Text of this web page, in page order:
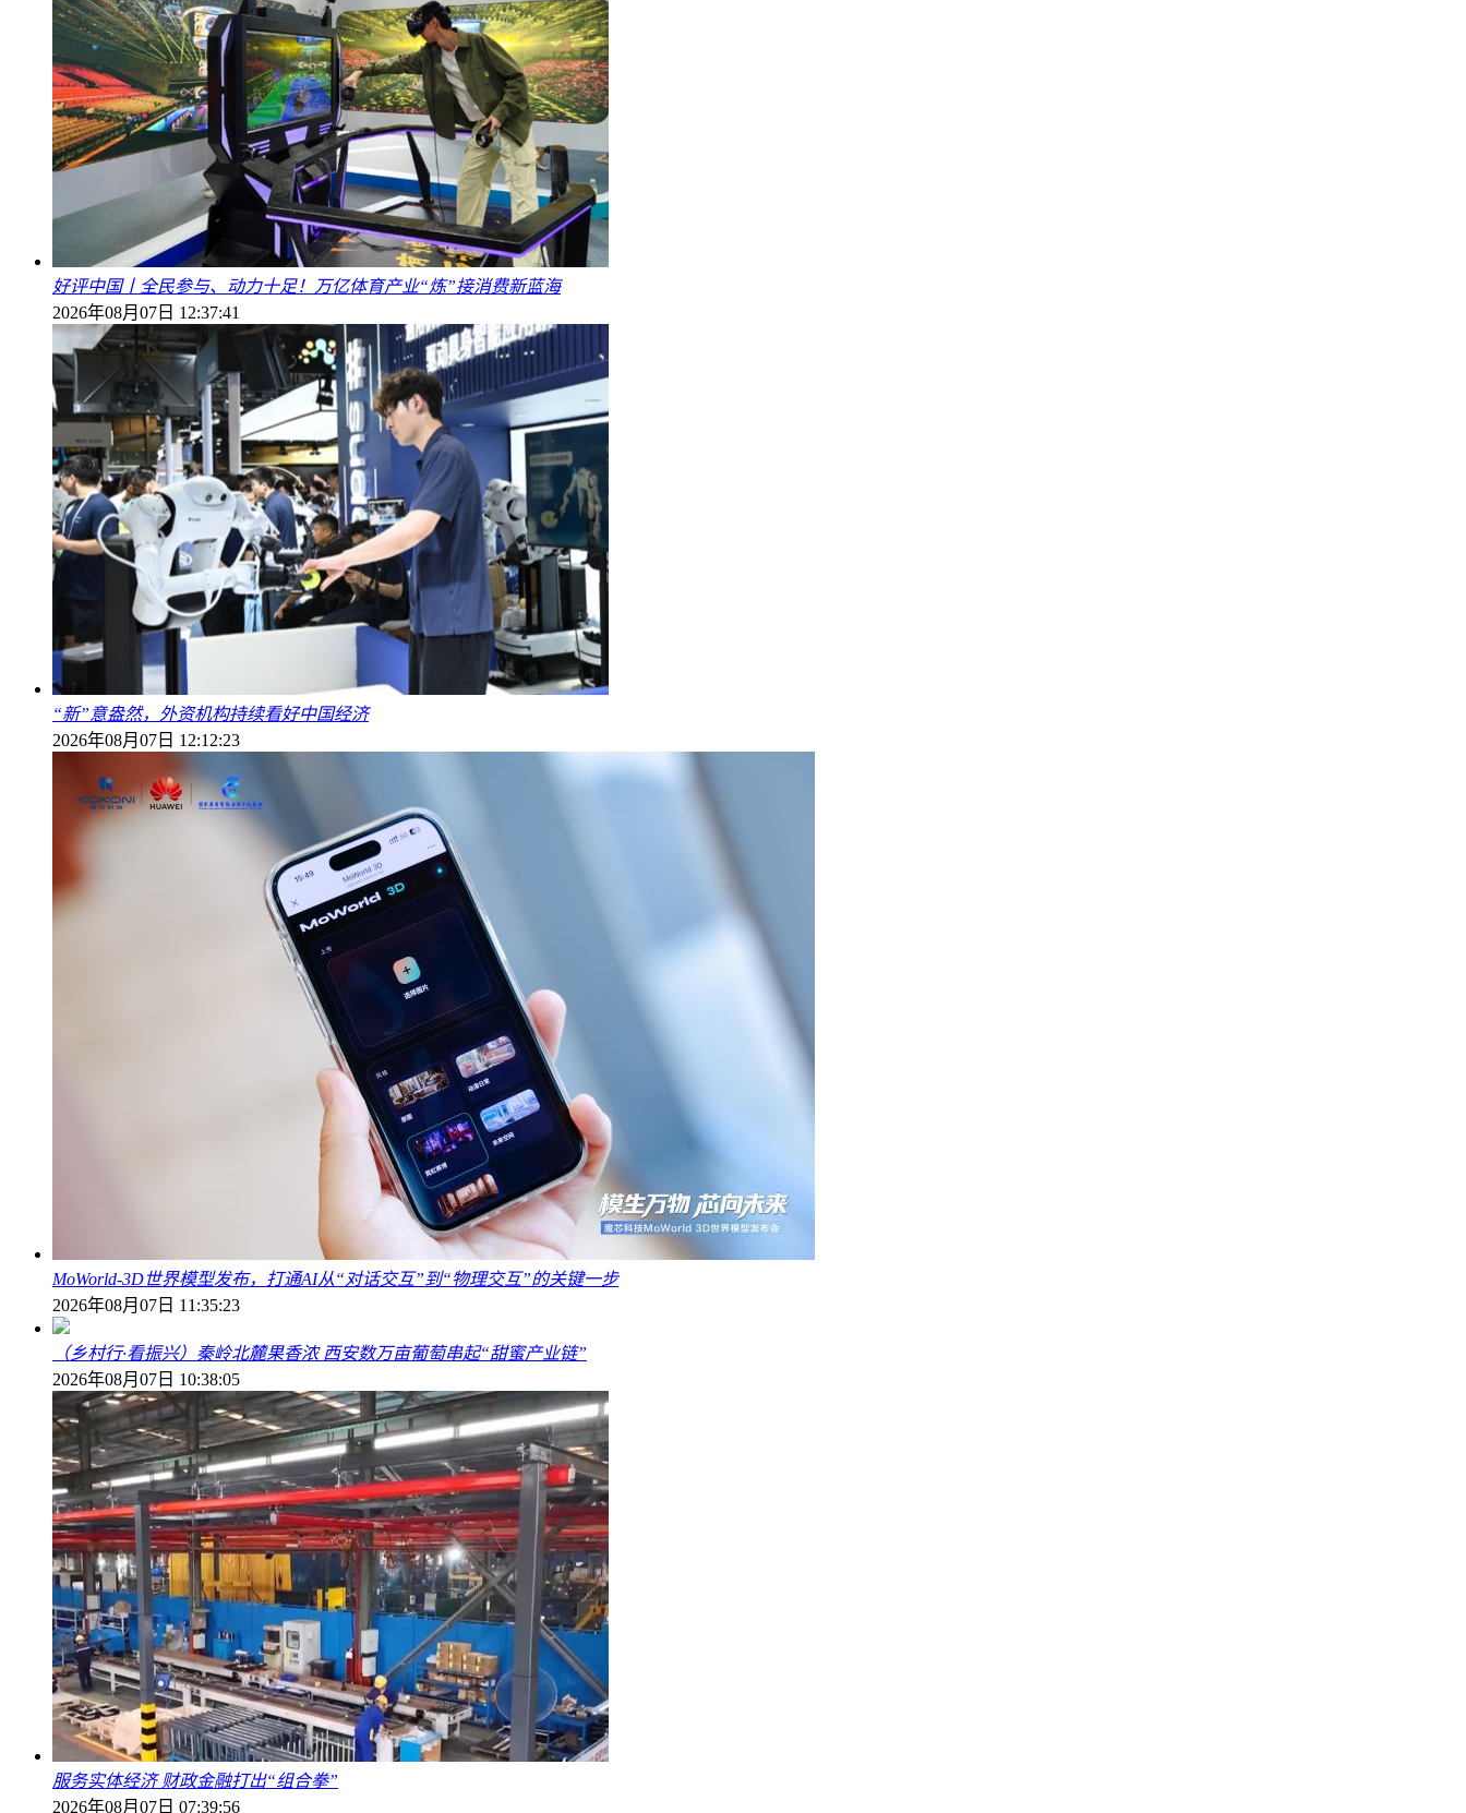
好评中国丨全民参与、动力十足！万亿体育产业“炼”接消费新蓝海
2026年08月07日 12:37:41
“新”意盎然，外资机构持续看好中国经济
2026年08月07日 12:12:23
MoWorld-3D世界模型发布，打通AI从“对话交互”到“物理交互”的关键一步
2026年08月07日 11:35:23
（乡村行·看振兴）秦岭北麓果香浓 西安数万亩葡萄串起“甜蜜产业链”
2026年08月07日 10:38:05
服务实体经济 财政金融打出“组合拳”
2026年08月07日 07:39:56